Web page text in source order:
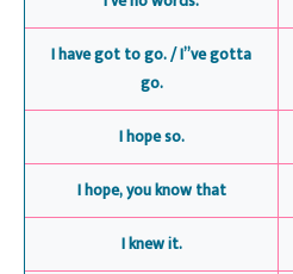
I have got to go. / I”ve gotta
go.
I hope so.
I hope, you know that
I knew it.